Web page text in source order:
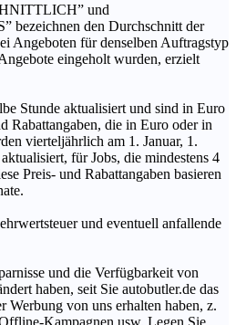
und
bezeichnen den Durchschnitt der
Angeboten für denselben Auftragstyp
eingeholt wurden, erzielt
Stunde aktualisiert und sind in Euro
Rabattangaben, die in Euro oder in
vierteljährlich am 1. Januar, 1.
für Jobs, die mindestens 4
Preis- und Rabattangaben basieren
und eventuell anfallende
und die Verfügbarkeit von
haben, seit Sie autobutler.de das
Werbung von uns erhalten haben, z.
Kampagnen usw. Legen Sie